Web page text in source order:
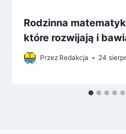
Rodzinna
które rozwijają i
Przez Redakcja 24